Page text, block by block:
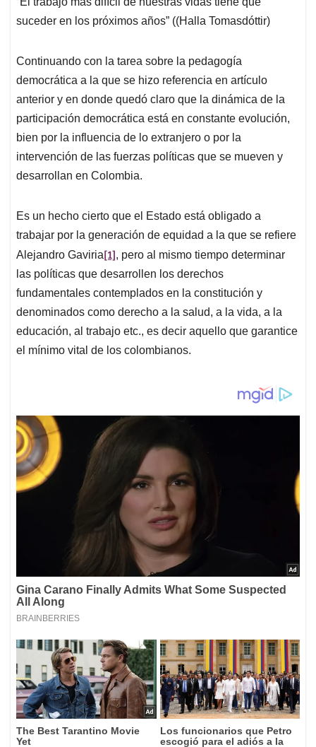
s
A
p
b
o
k
e
d
n
l
a
d
suceder en los próximos años” ((Halla Tomasdóttir)
Continuando con la tarea sobre la pedagogía
democrática a la que se hizo referencia en artículo
anterior y en donde quedó claro que la dinámica de la
participación democrática está en constante evolución,
bien por la influencia de lo extranjero o por la
intervención de las fuerzas políticas que se mueven y
desarrollan en Colombia.
Es un hecho cierto que el Estado está obligado a
trabajar por la generación de equidad a la que se refiere
Alejandro Gaviria[1], pero al mismo tiempo determinar
las políticas que desarrollen los derechos
fundamentales contemplados en la constitución y
denominados como derecho a la salud, a la vida, a la
educación, al trabajo etc., es decir aquello que garantice
el mínimo vital de los colombianos.